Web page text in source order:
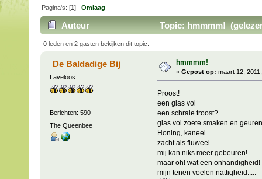
Pagina's: [1]Omlaag
Auteur Topic: hmmmm!
0 leden en 2 gasten bekijken dit topic.
De Baldadige Bij
Laveloos
Berichten: 590
The Queenbee
hmmmm!
« Gepost op: maart 12,
Proost!
een glas vol
een schrale troost?
glas vol zoete smaken en geuren
Honing, kaneel...
zacht als fluweel...
mij kan niks meer gebeuren!
maar oh! wat een onhandigheid!
mijn tenen voelen nattigheid.....